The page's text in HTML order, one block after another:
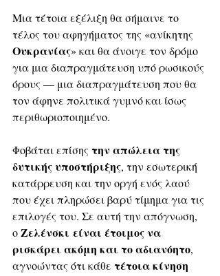
Μια τέτοια εξέλιξη θα σήμαινε το
τέλος του αφηγήματος της «ανίκητης
Ουκρανίας» και θα άνοιγε τον δρόμο
για μια διαπραγμάτευση υπό ρωσικούς
όρους — μια διαπραγμάτευση που θα
τον άφηνε πολιτικά γυμνό και ίσως
περιθωριοποιημένο.
Φοβάται επίσης την απώλεια της
δυτικής υποστήριξης, την εσωτερική
κατάρρευση και την οργή ενός λαού
που έχει πληρώσει βαρύ τίμημα για τις
επιλογές του. Σε αυτή την απόγνωση,
ο Ζελένσκι είναι έτοιμος να
ρισκάρει ακόμη και το αδιανόητο,
αγνοώντας ότι κάθε τέτοια κίνηση